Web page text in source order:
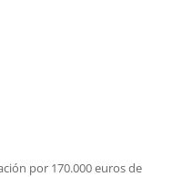
por 170.000 euros de